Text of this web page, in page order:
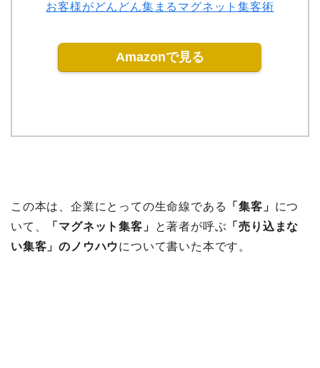
お客様がどんどん集まるマグネット集客術
Amazonで見る
この本は、企業にとっての生命線である 「集客」 につ
いて、
「マグネット集客」 と著者が呼ぶ 「売り込まな
い集客」のノウハウについて書いた本です。